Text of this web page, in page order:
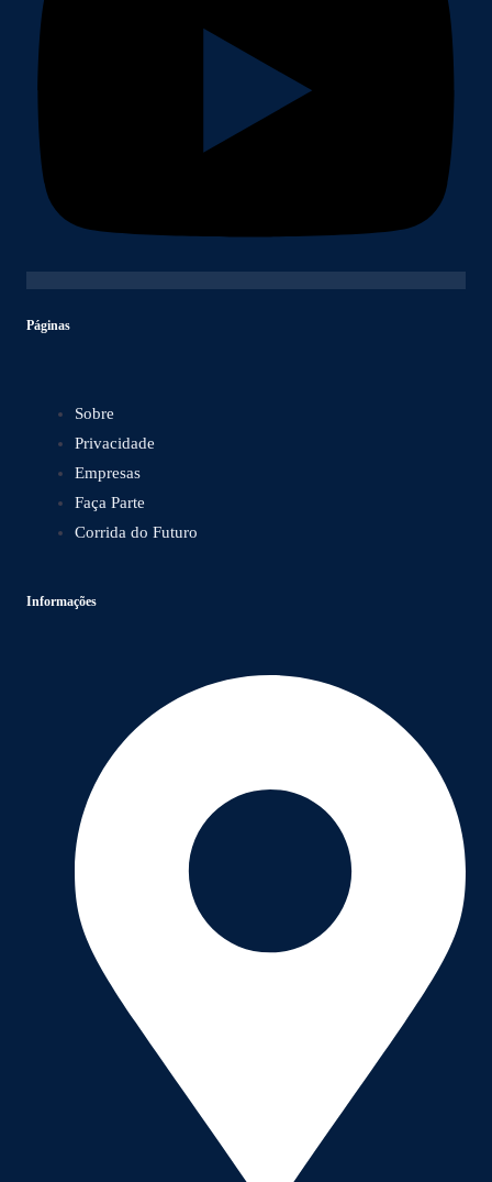
Páginas
Sobre
Privacidade
Empresas
Faça Parte
Corrida do Futuro
Informações